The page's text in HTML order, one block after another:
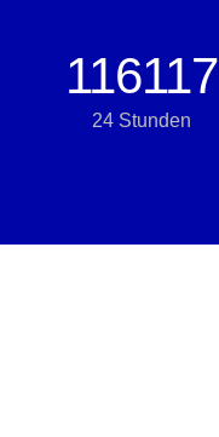
116117
24 Stunden